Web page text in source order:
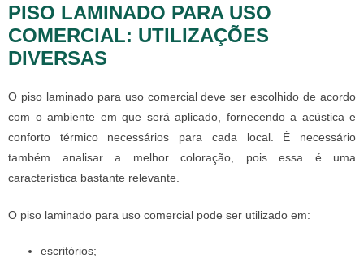
PISO LAMINADO PARA USO
COMERCIAL: UTILIZAÇÕES
DIVERSAS
O piso laminado para uso comercialdeve ser escolhido de acordo
com o ambiente em que será aplicado, fornecendo a acústica e
conforto térmico necessários para cada local. É necessário
também analisar a melhor coloração, pois essa é uma
característica bastante relevante.
O piso laminado para uso comercial pode ser utilizado em:
escritórios;